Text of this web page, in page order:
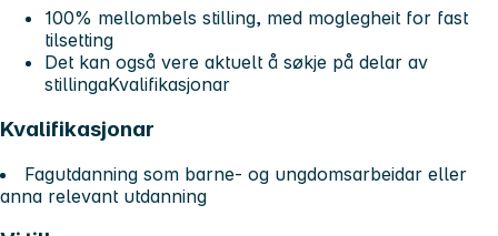
100% mellombels stilling, med moglegheit for fast
tilsetting
Det kan også vere aktuelt å søkje på delar av
stillingaKvalifikasjonar
Kvalifikasjonar
Fagutdanning som barne- og ungdomsarbeidar eller
anna relevant utdanning